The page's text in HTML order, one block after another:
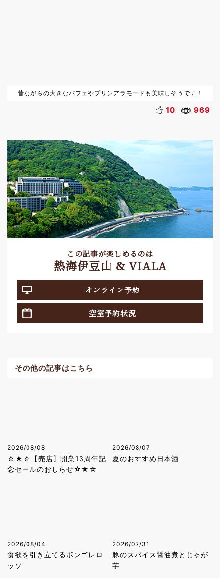
昔ながらの大きなパフェやプリンアラモードも美味しそうです！
10 969
この記事が楽しめるのは
熱海伊豆山 & VIALA
オンライン予約
空室予約状況
その他の記事はこちら
2026/08/08
☆★☆【売店】開業13周年記
念セールのおしらせ☆★☆
2026/08/07
夏のおすすめ日本酒
2026/08/04
食欲を引き立てるボンゴレロ
ッソ
2026/07/31
豚のスパイス醤油煮とじゃが
芋